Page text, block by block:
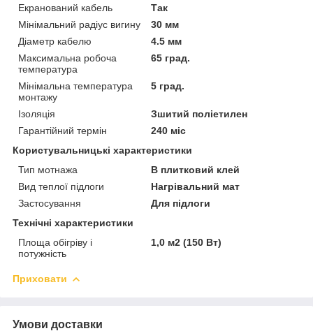
Екранований кабель
Так
Мінімальний радіус вигину
30 мм
Діаметр кабелю
4.5 мм
Максимальна робоча
температура
65 град.
Мінімальна температура
монтажу
5 град.
Ізоляція
Зшитий поліетилен
Гарантійний термін
240 міс
Користувальницькі характеристики
Тип мотнажа
В плитковий клей
Вид теплої підлоги
Нагрівальний мат
Застосування
Для підлоги
Технічні характеристики
Площа обігріву і
потужність
1,0 м2 (150 Вт)
Приховати
Умови доставки